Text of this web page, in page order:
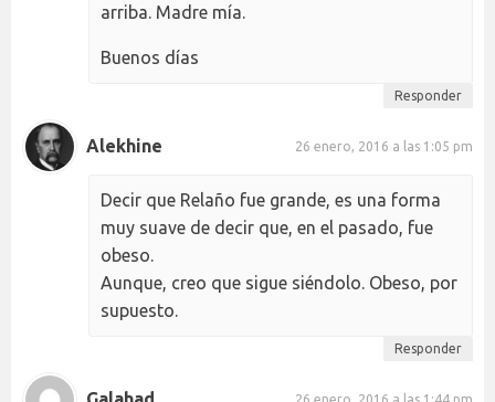
arriba. Madre mía.
Buenos días
Responder
Alekhine 26 enero, 2016 a las 1:05 pm
Decir que Relaño fue grande, es una forma
muy suave de decir que, en el pasado, fue
obeso.
Aunque, creo que sigue siéndolo. Obeso, por
supuesto.
Responder